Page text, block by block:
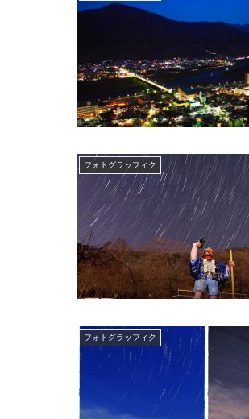
フォトグラッフィク
フォトグラッフィク